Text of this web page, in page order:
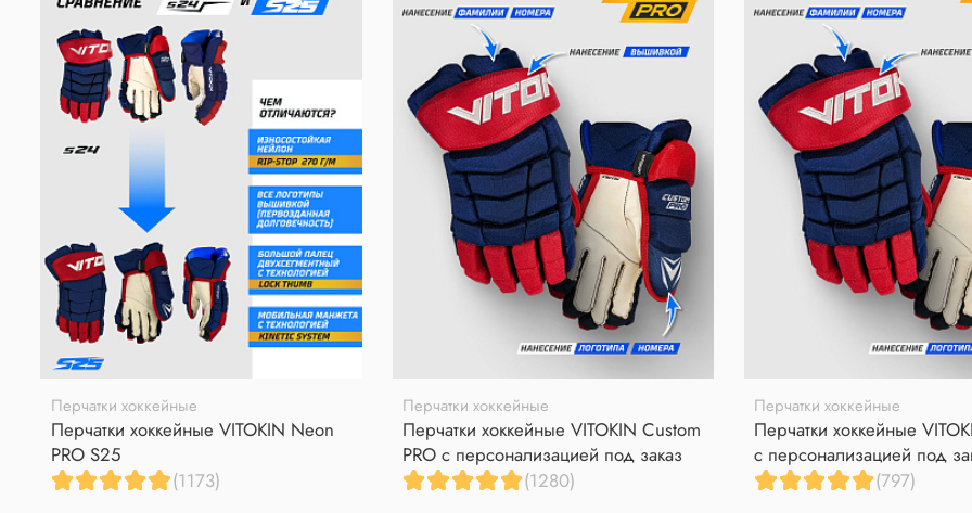
Перчатки хоккейные
Перчатки хоккейные VITOKIN Neon
PRO S25
(1173)
Перчатки хоккейные
Перчатки хоккейные VITOKIN Custom
PRO с персонализацией под заказ
(1280)
Перчатки хоккейные
Перчатки хоккейные
с персонализацией под
(797)